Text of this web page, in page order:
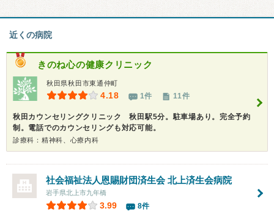
近くの病院
きのね心の健康クリニック
秋田県秋田市東通仲町
4.18 1件 11件
秋田カウンセリングクリニック 秋田駅5分。駐車場あり。完全予約
制。電話でのカウンセリングも対応可能。
診療科：精神科、心療内科
社会福祉法人恩賜財団済生会北上済生会病院
岩手県北上市九年橋
3.99 8件